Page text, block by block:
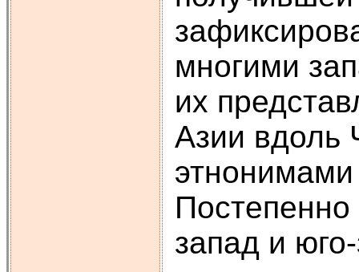
многими
их
Азии вдоль
запад и